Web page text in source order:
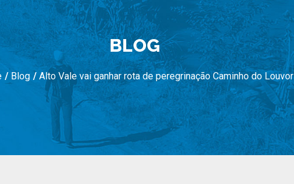
BLOG
/Blog /Alto Vale vai ganhar rota de peregrinação Caminho do Louvor